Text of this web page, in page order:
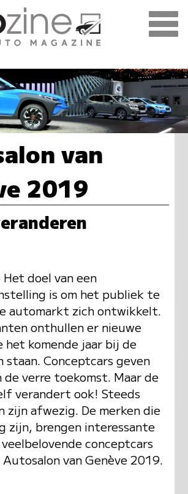
van
2019
doel van een
is om het publiek te
automarkt zich ontwikkelt.
onthullen er nieuwe
het komende jaar bij de
staan. Conceptcars geven
de verre toekomst. Maar de
verandert ook! Steeds
zijn afwezig. De merken die
zijn, brengen interessante
conceptcars
Autosalon van Genève 2019.